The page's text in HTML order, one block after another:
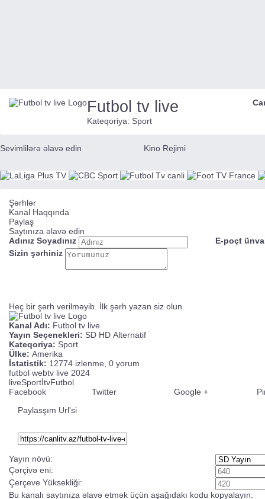
Futbol tv live
Kateqoriya: Sport
Sevimlilərə əlavə edin Kino Rejimi
Şərhlər
Kanal Haqqında
Paylaş
Saytınıza əlavə edin
Adınız Soyadınız
E-poçt
Sizin şərhiniz
Heç bir şərh verilməyib. İlk şərh yazan siz olun.
Kanal Adı: Futbol tv live
Yayın Seçenekleri: SD HD Alternatif
Kateqoriya: Sport
Ülke: Amerika
İstatistik: 12774 izlenme, 0 yorum
futbol webtv live 2024
liveSportİtvFutbol
Facebook
Twitter Google +
Paylasşım Url'si
Yayın növü:
Çərçivə eni:
Çerçeve Yüksekliği:
Bu kanalı saytınıza əlavə etmək üçün aşağıdakı kodu kopyalayın.